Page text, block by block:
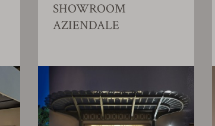
SHOWROOM
AZIENDALE